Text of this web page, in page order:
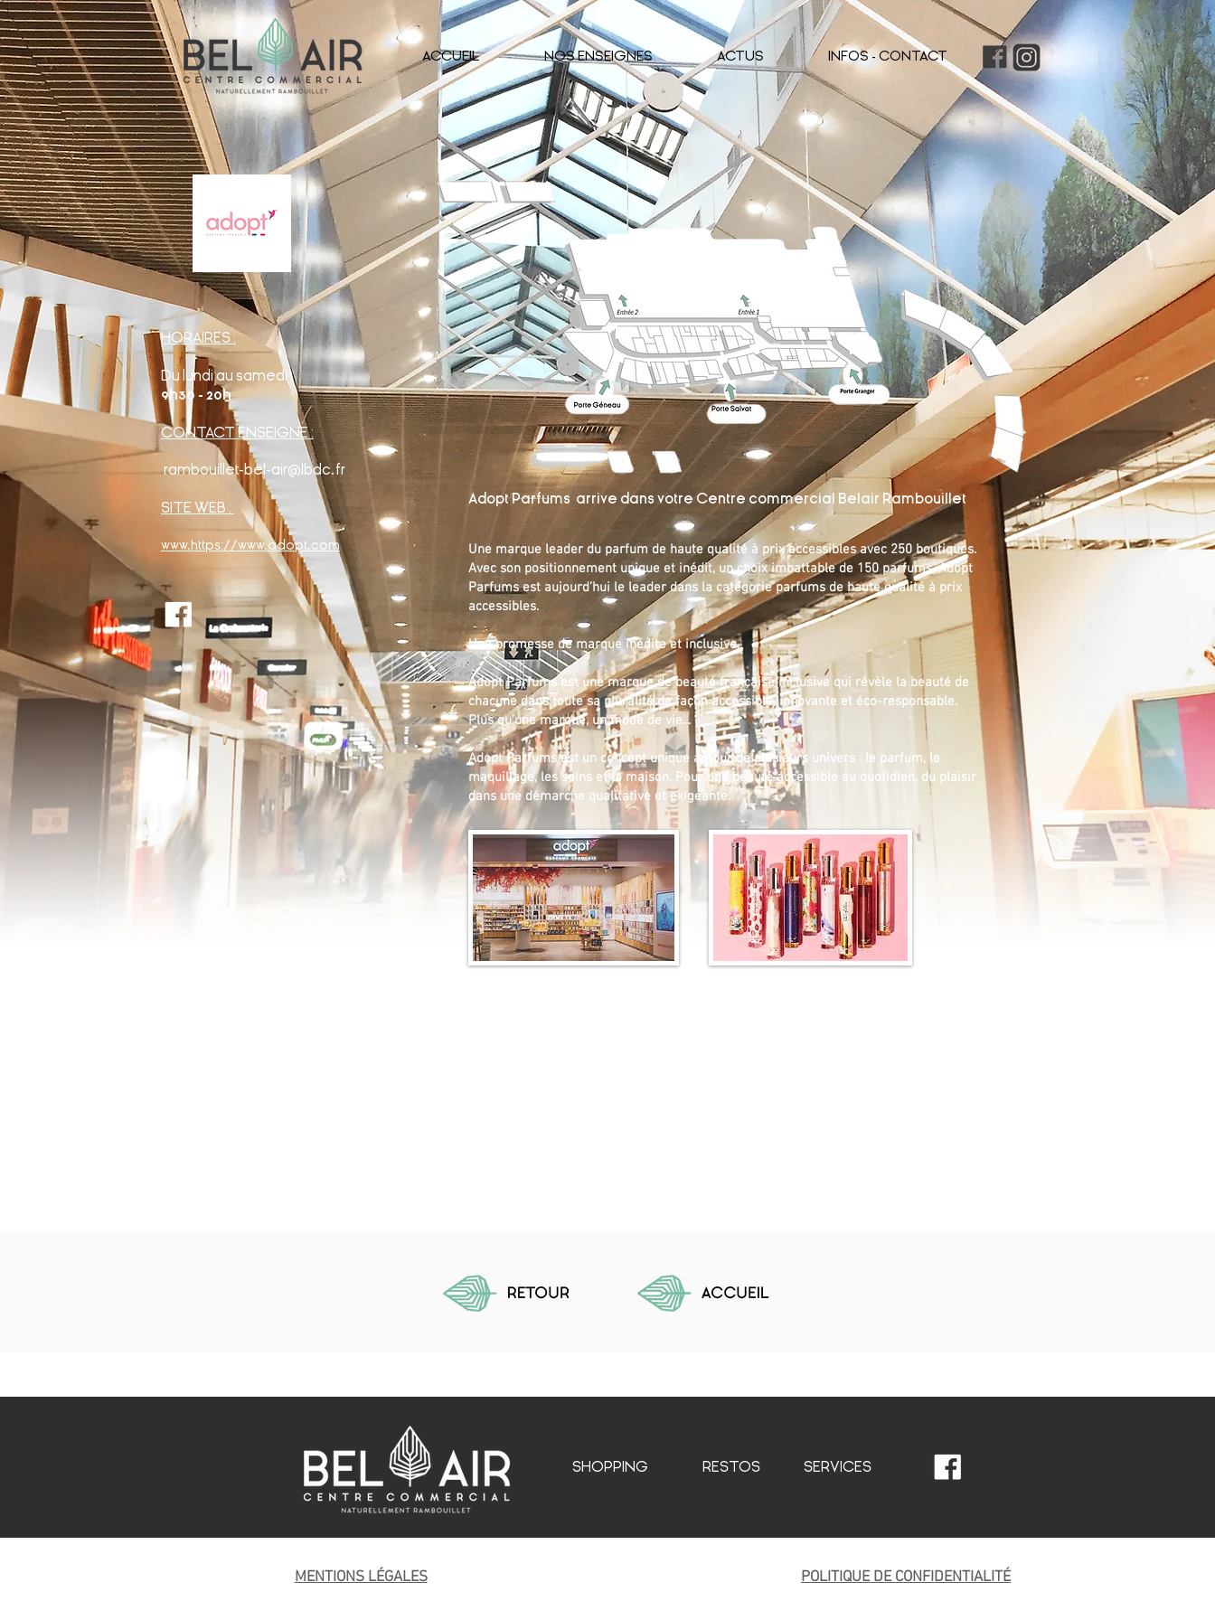
ACCUEIL NOS ENSEIGNES ACTUS INFOS - CONTACT
HORAIRES :
Du lundi au samedi :
9h30 - 20h
CONTACT ENSEIGNE :
rambouillet-bel-air@lbdc.fr
SITE WEB :
www.https://www.adopt.com
Adopt Parfums arrive dans votre Centre commercial Belair Rambouillet
Une marque leader du parfum de haute qualité à prix accessibles avec 250 boutiques.
Avec son positionnement unique et inédit, un choix imbattable de 150 parfums, Adopt
Parfums est aujourd’hui le leader dans la catégorie parfums de haute qualité à prix
accessibles.
Une promesse de marque inédite et inclusive.
Adopt Parfums est une marque de beauté française inclusive qui révèle la beauté de
chacune dans toute sa pluralité de façon accessible, innovante et éco-responsable.
Plus qu’une marque, un mode de vie...
Adopt Parfums est un concept unique autour de plusieurs univers : le parfum, le
maquillage, les soins et la maison. Pour une beauté accessible au quotidien, du plaisir
dans une démarche qualitative et exigeante.
SHOPPING RESTOS SERVICES
MENTIONS LÉGALES POLITIQUE DE CONFIDENTIALITÉ